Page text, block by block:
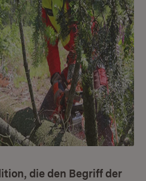
die den Begriff der